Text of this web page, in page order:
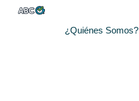
¿Quiénes Somos?